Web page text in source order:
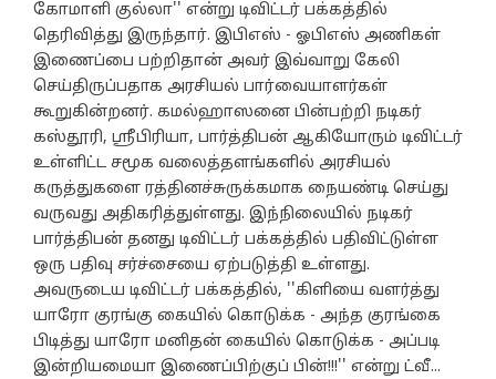
கோமாளி குல்லா'' என்று டிவிட்டர் பக்கத்தில்
தெரிவித்து இருந்தார். இபிஎஸ் - ஓபிஎஸ் அணிகள்
இணைப்பை பற்றிதான் அவர் இவ்வாறு கேலி
செய்திருப்பதாக அரசியல் பார்வையாளர்கள்
கூறுகின்றனர். கமல்ஹாஸனை பின்பற்றி நடிகர்
கஸ்தூரி, ஸ்ரீபிரியா, பார்த்திபன் ஆகியோரும் டிவிட்டர்
உள்ளிட்ட சமூக வலைத்தளங்களில் அரசியல்
கருத்துகளை ரத்தினச்சுருக்கமாக நையண்டி செய்து
வருவது அதிகரித்துள்ளது. இந்நிலையில் நடிகர்
பார்த்திபன் தனது டிவிட்டர் பக்கத்தில் பதிவிட்டுள்ள
ஒரு பதிவு சர்ச்சையை ஏற்படுத்தி உள்ளது.
அவருடைய டிவிட்டர் பக்கத்தில், ''கிளியை வளர்த்து
யாரோ குரங்கு கையில் கொடுக்க - அந்த குரங்கை
பிடித்து யாரோ மனிதன் கையில் கொடுக்க - அப்படி
இன்றியமையா இணைப்பிற்குப் பின்!!!'' என்று ட்வீ...